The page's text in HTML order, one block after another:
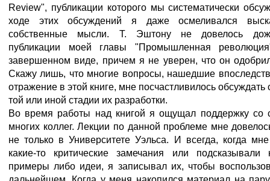
Review", публикации которого мы систематически
ходе этих обсуждений я даже осмеливался
собственные мысли. Т. Эштону не довелось
публикации моей главы "Промышленная
завершенном виде, причем я не уверен, что он
Скажу лишь, что многие вопросы, нашедшие
отражение в этой книге, мне посчастливилось обсуждать
той или иной стадии их разработки.
Во время работы над книгой я ощущал поддержку со
многих коллег. Лекции по данной проблеме мне
не только в Университете Уэльса. И всегда, когда
какие-то критические замечания или подсказывали
примеры либо идеи, я записывал их, чтобы